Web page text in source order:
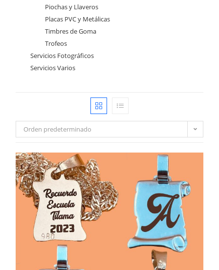
Piochas y Llaveros
Placas PVC y Metálicas
Timbres de Goma
Trofeos
Servicios Fotográficos
Servicios Varios
Orden predeterminado